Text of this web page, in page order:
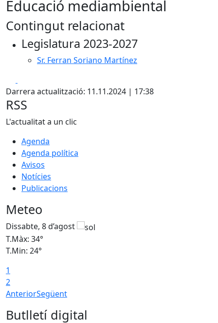
Educació mediambiental
Contingut relacionat
Legislatura 2023-2027
Sr. Ferran Soriano Martínez
Darrera actualització: 11.11.2024 | 17:38
RSS
L'actualitat a un clic
Agenda
Agenda política
Avisos
Notícies
Publicacions
Meteo
Dissabte, 8 d’agost
T.Màx: 34°
T.Min: 24°
1
2
AnteriorSegüent
Butlletí digital